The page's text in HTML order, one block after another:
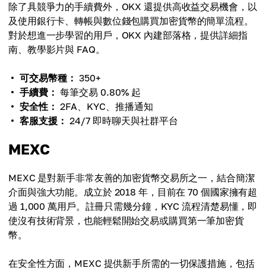
除了具競爭力的手續費外，OKX 還提供高收益交易機會，以
及使用銀行卡、轉帳與數位錢包購買加密貨幣的簡單流程。
對於想進一步學習的用戶，OKX 內建部落格，提供詳細指
南、教學影片與 FAQ。
可交易幣種： 350+
手續費： 每筆交易 0.80% 起
安全性： 2FA、KYC、推播通知
客服支援： 24/7 即時聊天與社群平台
MEXC
MEXC 是對新手非常友善的加密貨幣交易所之一，結合簡潔
介面與強大功能。成立於 2018 年，目前在 70 個國家擁有超
過 1,000 萬用戶。註冊只需幾分鐘，KYC 流程清楚易懂，即
使沒有技術背景，也能輕鬆開始交易或購買第一筆加密貨
幣。
在安全性方面，MEXC 提供新手所需的一切保護措施，包括